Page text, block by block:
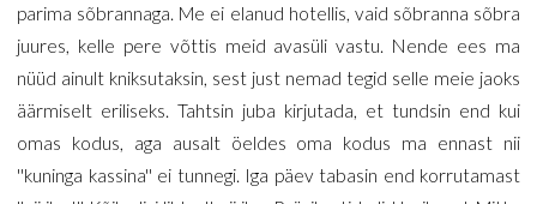
parima sõbrannaga. Me ei elanud hotellis, vaid sõbranna sõbra
juures, kelle pere võttis meid avasüli vastu. Nende ees ma
nüüd ainult kniksutaksin, sest just nemad tegid selle meie jaoks
äärmiselt eriliseks. Tahtsin juba kirjutada, et tundsin end kui
omas kodus, aga ausalt öeldes oma kodus ma ennast nii
''kuninga kassina'' ei tunnegi. Iga päev tabasin end korrutamast